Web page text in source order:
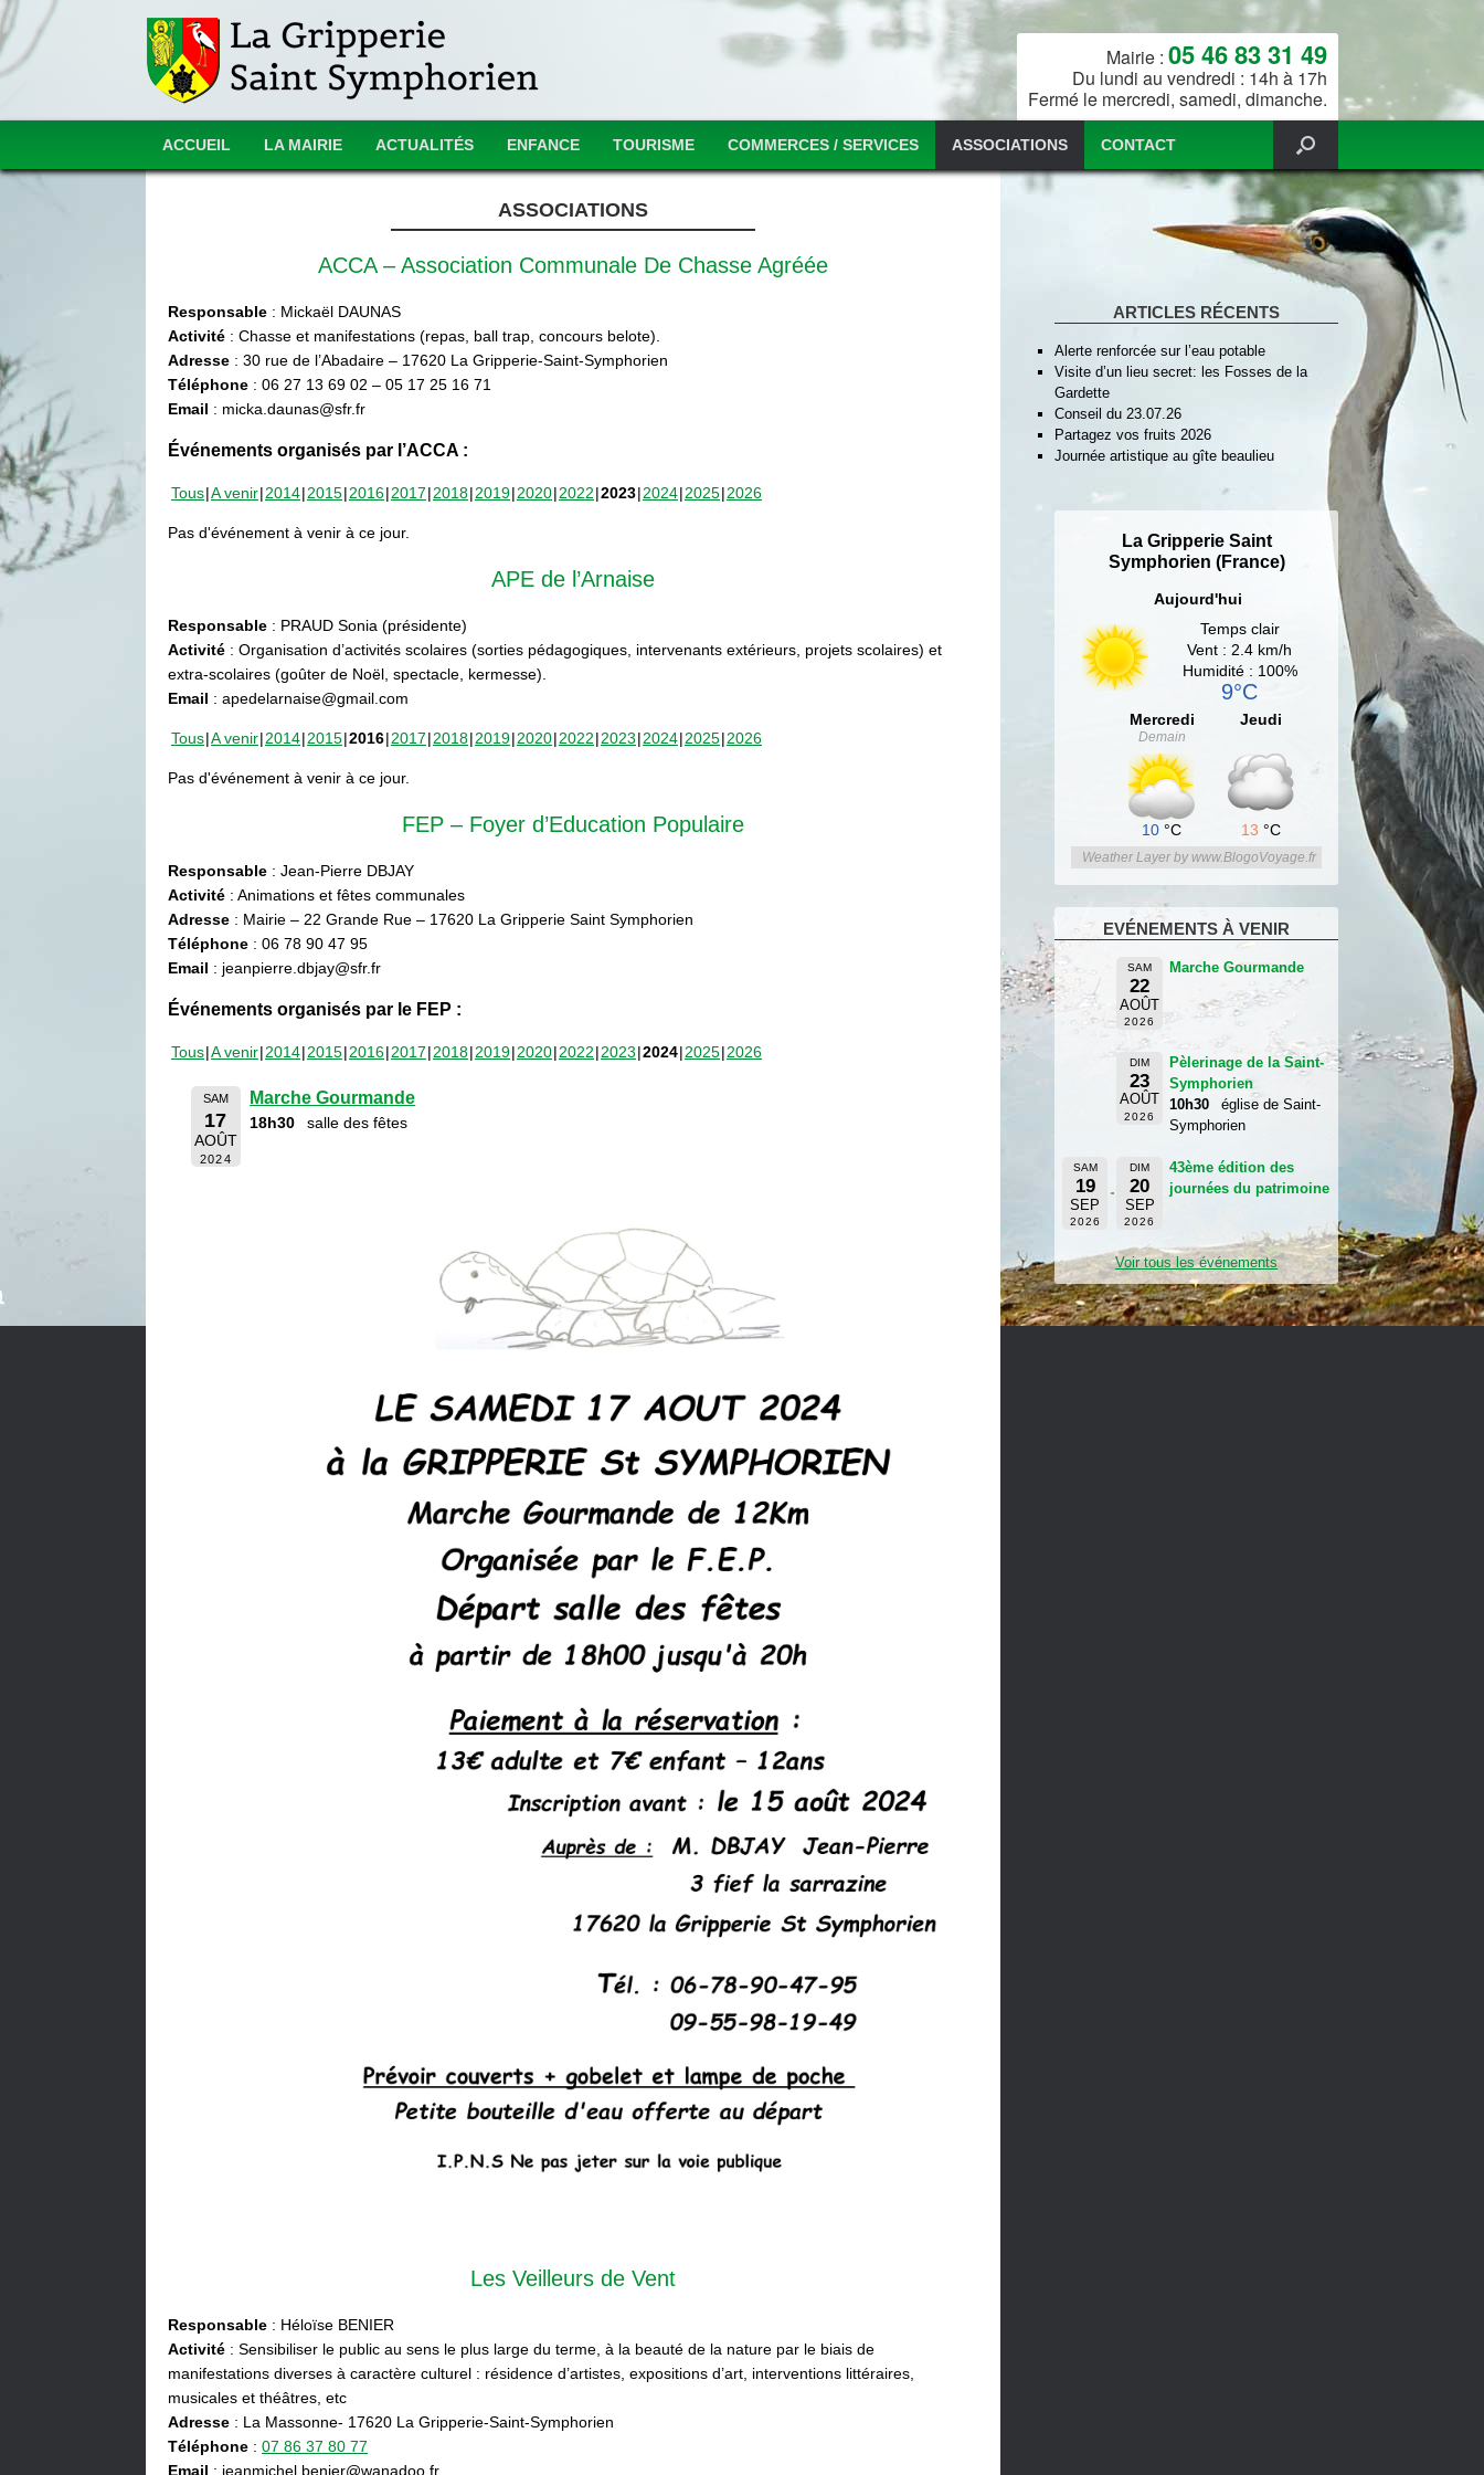
Mairie : 05 46 83 31 49
Du lundi au vendredi : 14h à 17h
Fermé le mercredi, samedi, dimanche.
ACCUEIL LA MAIRIE ACTUALITÉS ENFANCE TOURISME COMMERCES / SERVICES ASSOCIATIONS CONTACT
ASSOCIATIONS
ACCA – Association Communale De Chasse Agréée
Responsable : Mickaël DAUNAS
Activité : Chasse et manifestations (repas, ball trap, concours belote).
Adresse : 30 rue de l’Abadaire – 17620 La Gripperie-Saint-Symphorien
Téléphone : 06 27 13 69 02 – 05 17 25 16 71
Email : micka.daunas@sfr.fr
Événements organisés par l’ACCA :
Tous A venir 2014 2015 2016 2017 2018 2019 2020 2022 2023 2024 2025 2026
Pas d'événement à venir à ce jour.
APE de l’Arnaise
Responsable : PRAUD Sonia (présidente)
Activité : Organisation d’activités scolaires (sorties pédagogiques, intervenants extérieurs, projets scolaires) et
extra-scolaires (goûter de Noël, spectacle, kermesse).
Email : apedelarnaise@gmail.com
Tous A venir 2014 2015 2016 2017 2018 2019 2020 2022 2023 2024 2025 2026
Pas d'événement à venir à ce jour.
FEP – Foyer d’Education Populaire
Responsable : Jean-Pierre DBJAY
Activité : Animations et fêtes communales
Adresse : Mairie – 22 Grande Rue – 17620 La Gripperie Saint Symphorien
Téléphone : 06 78 90 47 95
Email : jeanpierre.dbjay@sfr.fr
Événements organisés par le FEP :
Tous A venir 2014 2015 2016 2017 2018 2019 2020 2022 2023 2024 2025 2026
SAM
17
AOÛT
2024
Marche Gourmande
18h30 salle des fêtes
Les Veilleurs de Vent
Responsable : Héloïse BENIER
Activité : Sensibiliser le public au sens le plus large du terme, à la beauté de la nature par le biais de
manifestations diverses à caractère culturel : résidence d’artistes, expositions d’art, interventions littéraires,
musicales et théâtres, etc
Adresse : La Massonne- 17620 La Gripperie-Saint-Symphorien
Téléphone : 07 86 37 80 77
Email : jeanmichel.benier@wanadoo.fr
ARTICLES RÉCENTS
Alerte renforcée sur l’eau potable
Visite d’un lieu secret: les Fosses de la
Gardette
Conseil du 23.07.26
Partagez vos fruits 2026
Journée artistique au gîte beaulieu
La Gripperie Saint
Symphorien (France)
Aujourd'hui
Temps clair
Vent : 2.4 km/h
Humidité : 100%
9°C
Mercredi
Demain
10 °C
Jeudi
13 °C
Weather Layer by www.BlogoVoyage.fr
EVÉNEMENTS À VENIR
SAM
22
AOÛT
2026
Marche Gourmande
DIM
23
AOÛT
2026
Pèlerinage de la Saint-
Symphorien
10h30
église de Saint-
Symphorien
SAM
19
SEP
2026
DIM
20
SEP
2026
43ème édition des
journées du patrimoine
Voir tous les événements